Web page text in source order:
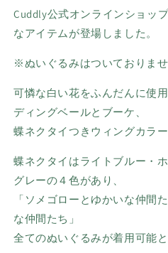
Cuddly公式オンラインショッ
なアイテムが登場しました。
※ぬいぐるみはついておりま
可憐な白い花をふんだんに使
ディングベールとブーケ、
蝶ネクタイつきウィングカラー
蝶ネクタイはライトブルー・
グレーの４色があり、
「ソメゴローとゆかいな仲間
な仲間たち」
全てのぬいぐるみが着用可能と